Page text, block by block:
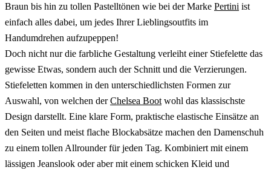
Braun bis hin zu tollen Pastelltönen wie bei der Marke Pertini ist
einfach alles dabei, um jedes Ihrer Lieblingsoutfits im
Handumdrehen aufzupeppen!
Doch nicht nur die farbliche Gestaltung verleiht einer Stiefelette das
gewisse Etwas, sondern auch der Schnitt und die Verzierungen.
Stiefeletten kommen in den unterschiedlichsten Formen zur
Auswahl, von welchen derChelsea Boot wohl das klassischste
Design darstellt. Eine klare Form, praktische elastische Einsätze an
den Seiten und meist flache Blockabsätze machen den Damenschuh
zu einem tollen Allrounder für jeden Tag. Kombiniert mit einem
lässigen Jeanslook oder aber mit einem schicken Kleid und